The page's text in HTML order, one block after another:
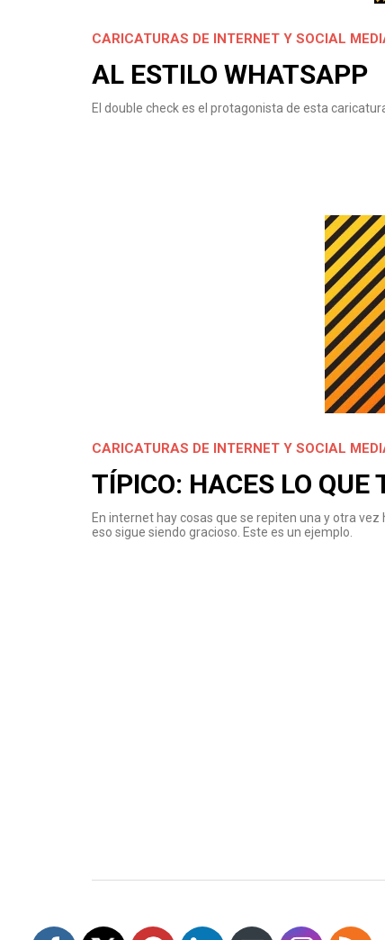
CARICATURAS DE INTERNET Y SOCIAL
AL ESTILO WHATSAPP
El double check es el protagonista de esta
CARICATURAS DE INTERNET Y SOCIAL
TÍPICO: HACES LO QUE
En internet hay cosas que se repiten una y otra
eso sigue siendo gracioso. Este es un ejemplo.